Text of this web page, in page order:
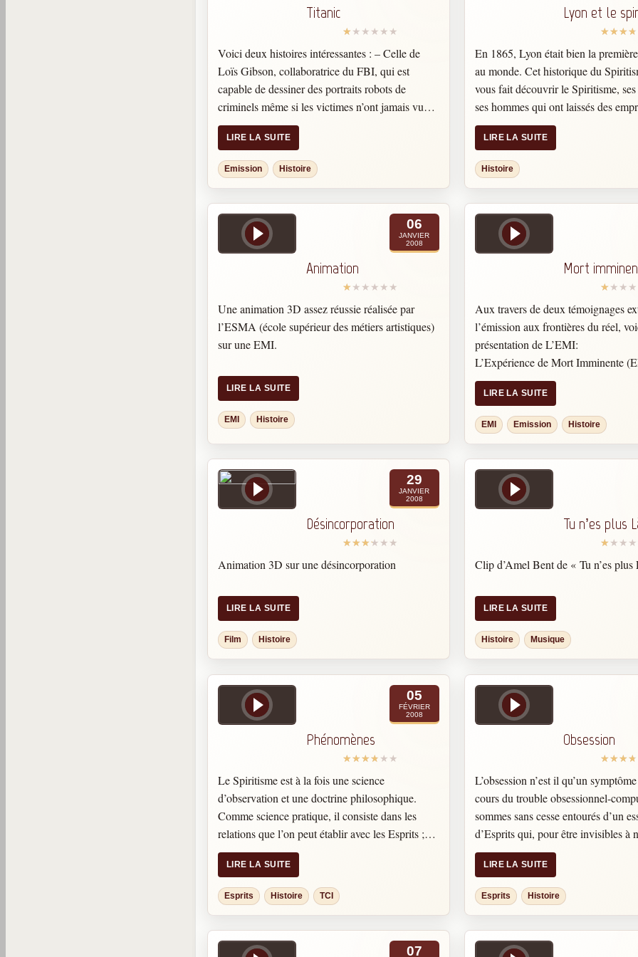
conscience. Son aide ne consiste
nos épreuves mais à mieux les
l’homme doit partir de sa propre
l’expérience qu’il accomplira à ses
développer son intelligence et sa
Titanic
Voici deux histoires intéressantes : – Celle de
Loïs Gibson, collaboratrice du FBI, qui est
capable de dessiner des portraits robots de
criminels même si les victimes n’ont jamais vu
leur agresseur. – Celle de l’écrivain Morgan
ROBERTSON qui publia un roman racontant
l’histoire du naufrage d’un navire. Ce récit, bien
que datant de 14 ans avant le drame du Titanic,
ROBERTSON était le Titan…
LIRE LA SUITE
Emission Histoire
Lyon et le
En 1865, Lyon était bien la
au monde. Cet historique du
vous fait découvrir le Spiritisme,
ses hommes qui ont laissés des
cette mouvance.
Au plus fort du spiritisme à Lyon,
groupes familiaux accueillant près
personnes, soit 10% de la population
LIRE LA SUITE
Histoire
06
JANVIER
2008
Animation
Une animation 3D assez réussie réalisée par
l’ESMA (école supérieur des métiers artistiques)
sur une EMI.
LIRE LA SUITE
EMI Histoire
Mort
Aux travers de deux témoignages
l’émission aux frontières du réel,
présentation de L’EMI:
L’Expérience de Mort Imminente
médiatisée depuis quelques années,
« ovni » scientifique. Au cours d’un
suite d’un accident, ou à partir d’une
rêverie, certaines personnes se
incapables d’interagir avec le
là, elles entreprennent un voyage
lumière, et en reviennent avec la
l’existence d’une « autre réalité ».
de témoignages semblables ont été
LIRE LA SUITE
EMI Emission Histoire
29
JANVIER
2008
Désincorporation
Animation 3D sur une désincorporation
LIRE LA SUITE
Film Histoire
Tu n’es plus
Clip d’Amel Bent de « Tu n’es plus
LIRE LA SUITE
Histoire Musique
05
FÉVRIER
2008
Phénomènes
Le Spiritisme est à la fois une science
d’observation et une doctrine philosophique.
Comme science pratique, il consiste dans les
relations que l’on peut établir avec les Esprits ;
comme philosophie, il comprend toutes les
conséquences morales qui découlent de ces
relations. Les instructions données par les Esprits
d’un ordre élevé ont été recueillies et
LIRE LA SUITE
Esprits Histoire TCI
Obsession
L’obsession n’est il qu’un
cours du trouble obsessionnel-
sommes sans cesse entourés d’un
d’Esprits qui, pour être invisibles à
matériels, n’en sont pas moins dans
autour de nous, à nos côtés, épiant
lisant dans nos pensées, les uns pour
du bien, les autres pour nous faire du
physique et morale de notre globe
LIRE LA SUITE
Esprits Histoire
07